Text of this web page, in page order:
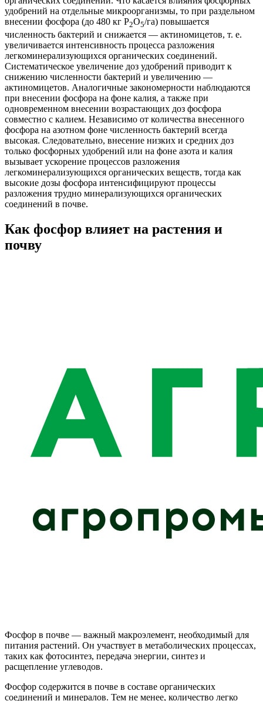
удобрений на отдельные микроорганизмы, то при раздельном
внесении фосфора (до 480 кг Р2O5/га) повышается
численность бактерий и снижается — актиномицетов, т. е.
увеличивается интенсивность процесса разложения
легкоминерализующихся органических соединений.
Систематическое увеличение доз удобрений приводит к
снижению численности бактерий и увеличению —
актиномицетов. Аналогичные закономерности наблюдаются
при внесении фосфора на фоне калия, а также при
одновременном внесении возрастающих доз фосфора
совместно с калием. Независимо от количества внесенного
фосфора на азотном фоне численность бактерий всегда
высокая. Следовательно, внесение низких и средних доз
только фосфорных удобрений или на фоне азота и калия
вызывает ускорение процессов разложения
легкоминерализующихся органических веществ, тогда как
высокие дозы фосфора интенсифицируют процессы
разложения трудно минерализующихся органических
соединений в почве.
Как фосфор влияет на растения и
почву
Фосфор в почве — важный макроэлемент, необходимый для
питания растений. Он участвует в метаболических процессах,
таких как фотосинтез, передача энергии, синтез и
расщепление углеводов.
Фосфор содержится в почве в составе органических
соединений и минералов. Тем не менее, количество легко